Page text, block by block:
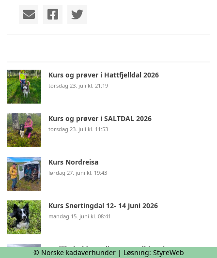
Kurs og prøver i Hattfjelldal 2026
torsdag 23. juli kl. 21:19
Kurs og prøver i SALTDAL 2026
torsdag 23. juli kl. 11:53
Kurs Nordreisa
lørdag 27. juni kl. 19:43
Kurs Snertingdal 12- 14 juni 2026
mandag 15. juni kl. 08:41
Vedlikeholdssamling og godkjenningsprøve
© Norske kadaverhunder | Løsning: StyreWeb